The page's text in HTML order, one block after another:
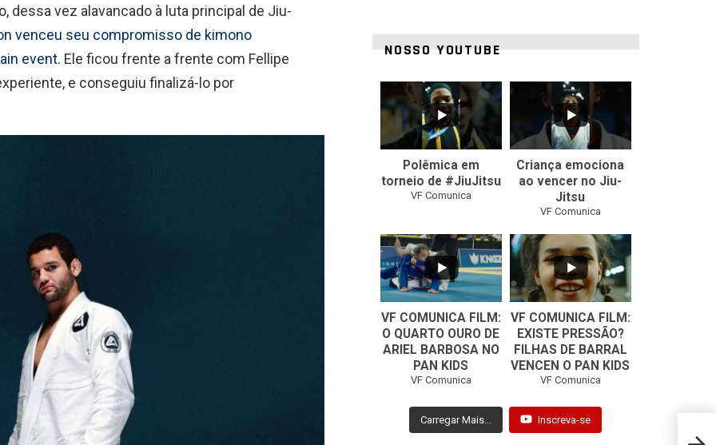
dessa vez alavancado à luta principal de Jiu-
venceu seu compromisso de kimono
event. Ele ficou frente a frente com Fellipe
e conseguiu finalizá-lo por
NOSSO YOUTUBE
42 1
Polêmica em
torneio de #JiuJitsu
VF Comunica
0
Criança emociona
ao vencer no Jiu-
Jitsu
VF Comunica
...
0
VF COMUNICA FILM:
O QUARTO OURO DE
ARIEL BARBOSA NO
PAN KIDS
VF Comunica
...
32 1
VF COMUNICA FILM:
EXISTE PRESSÃO?
FILHAS DE BARRAL
VENCEN O PAN KIDS
VF Comunica
Carregar Mais... Inscreva-se